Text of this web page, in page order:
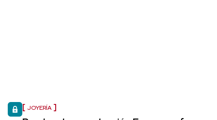
JOYERÍA